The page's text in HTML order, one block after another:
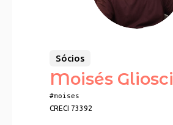
Sócios
Moisés Gliosci
#moises
CRECI 73392